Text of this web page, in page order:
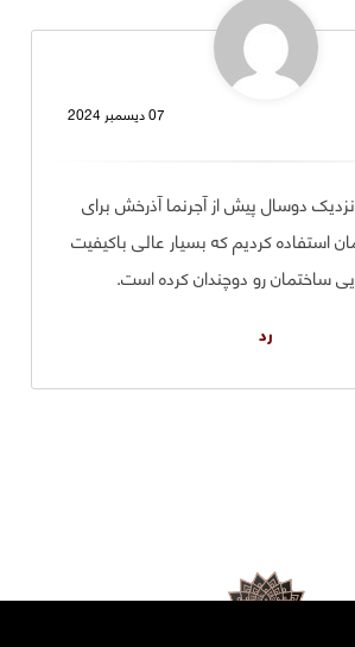
07 ديسمبر 2024
دوسال پیش از آجرنما آذرخش برای
استفاده کردیم که بسیار عالی باکیفیت
ساختمان رو دوچندان کرده است.
رد